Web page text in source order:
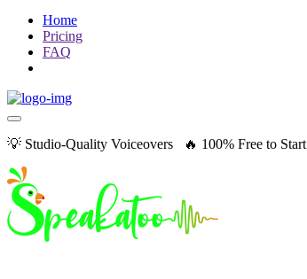
Home
Pricing
FAQ
💡 Studio-Quality Voiceovers 🔥 100% Free to Start